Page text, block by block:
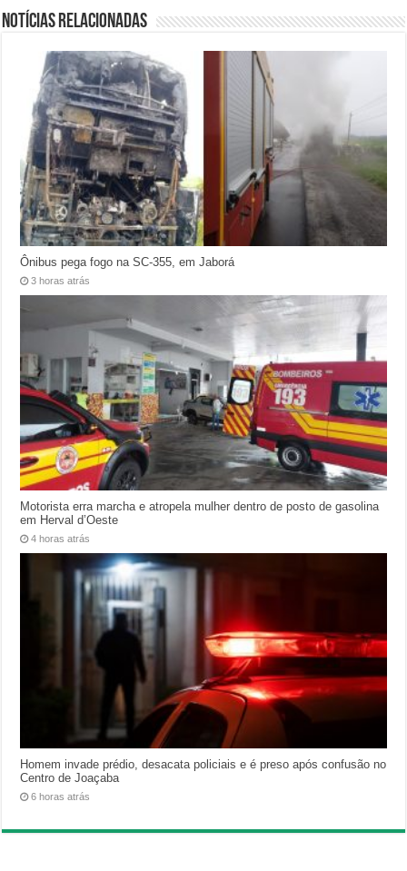
Notícias relacionadas
Ônibus pega fogo na SC-355, em Jaborá
3 horas atrás
Motorista erra marcha e atropela mulher dentro de posto de gasolina
em Herval d’Oeste
4 horas atrás
Homem invade prédio, desacata policiais e é preso após confusão no
Centro de Joaçaba
6 horas atrás